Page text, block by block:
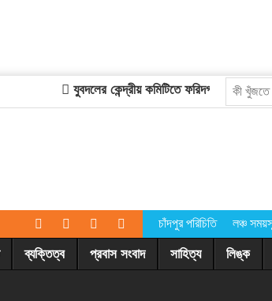
যুবদলের কেন্দ্রীয় কমিটিতে ফরিদগঞ্জের তারেকুর
চাঁদপুর পরিচিতি লঞ্চ
ব্যক্তিত্ব প্রবাস সংবাদ সাহিত্য লিঙ্ক